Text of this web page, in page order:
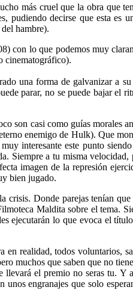
más cruel que la obra que
pudiendo decirse que esta es
hambre).
con lo que podemos muy
cinematográfico).
una forma de galvanizar a
parar, no se puede bajar el
son casi como guías
enemigo de Hulk). Que
interesante este punto
Siempre a tu misma
imagen de la represión
bien jugado.
Donde parejas tenían
Maldita sobre el tema.
ejecutarán lo que evoca el
realidad, todos voluntarios,
muchos que saben que no
el premio no seras tu. Y
engranajes que solo